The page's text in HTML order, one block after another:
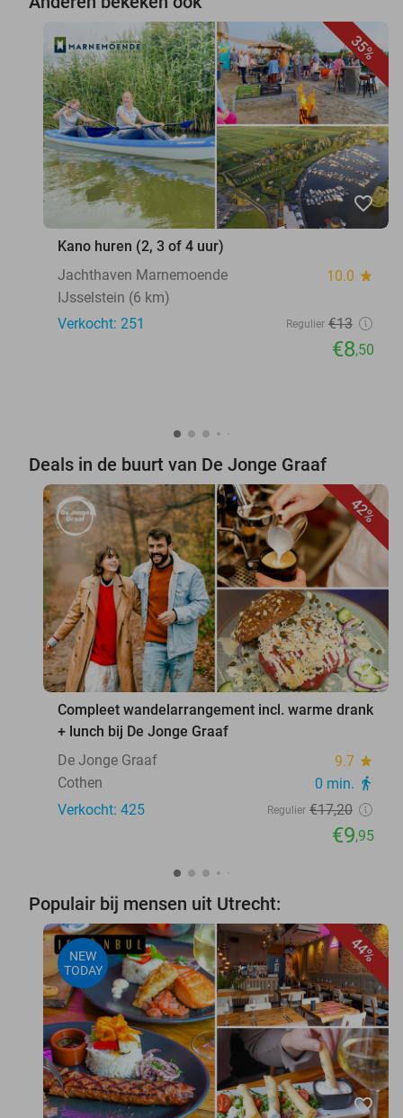
35%
favorite_border
Kano huren (2, 3 of 4 uur)
Jachthaven Marnemoende
10.0 star
IJsselstein (6 km)
Verkocht: 251
Regulier €13
€8,50
Deals in de buurt van De Jonge Graaf
42%
favorite_border
Compleet wandelarrangement incl. warme drank
+ lunch bij De Jonge Graaf
De Jonge Graaf
9.7 star
Cothen 0 min. directions_walk
Verkocht: 425 Regulier €17,20
€9,95
Populair bij mensen uit Utrecht:
44%
NEW
TODAY
favorite_border